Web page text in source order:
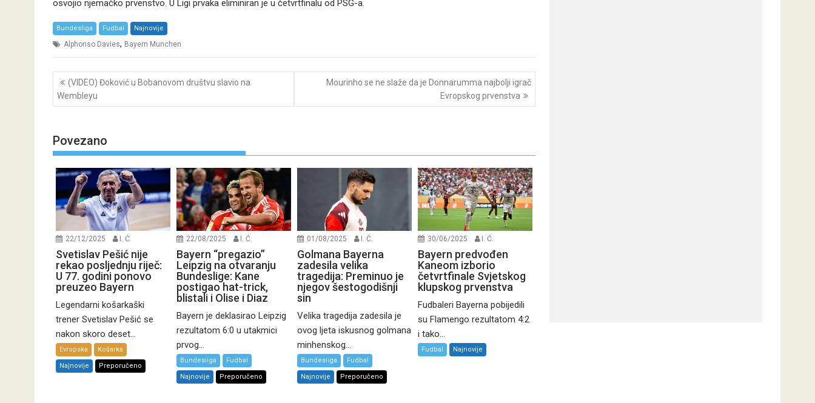
osvojio njemačko prvenstvo. U Ligi prvaka eliminiran je u četvrtfinalu od PSG-a.
Bundesliga Fudbal Najnovije
Alphonso Davies, Bayern Munchen
Post
navigation
(VIDEO) Đoković u Bobanovom društvu slavio na
Wembleyu
Mourinho se ne slaže da je Donnarumma najbolji igrač
Evropskog prvenstva
Povezano
22/12/2025 I. Ć.
Svetislav Pešić nije
rekao posljednju riječ:
U 77. godini ponovo
preuzeo Bayern
Legendarni košarkaški
trener Svetislav Pešić se
nakon skoro deset...
Evropska Košarka
Najnovije Preporučeno
22/08/2025 I. Ć.
Bayern “pregazio”
Leipzig na otvaranju
Bundeslige: Kane
postigao hat-trick,
blistali i Olise i Diaz
Bayern je deklasirao Leipzig
rezultatom 6:0 u utakmici
prvog...
Bundesliga Fudbal
Najnovije Preporučeno
01/08/2025 I. Ć.
Golmana Bayerna
zadesila velika
tragedija: Preminuo je
njegov šestogodišnji
sin
Velika tragedija zadesila je
ovog ljeta iskusnog golmana
minhenskog...
Bundesliga Fudbal
Najnovije Preporučeno
30/06/2025 I. Ć.
Bayern predvođen
Kaneom izborio
četvrtfinale Svjetskog
klupskog prvenstva
Fudbaleri Bayerna pobijedili
su Flamengo rezultatom 4:2
i tako...
Fudbal Najnovije